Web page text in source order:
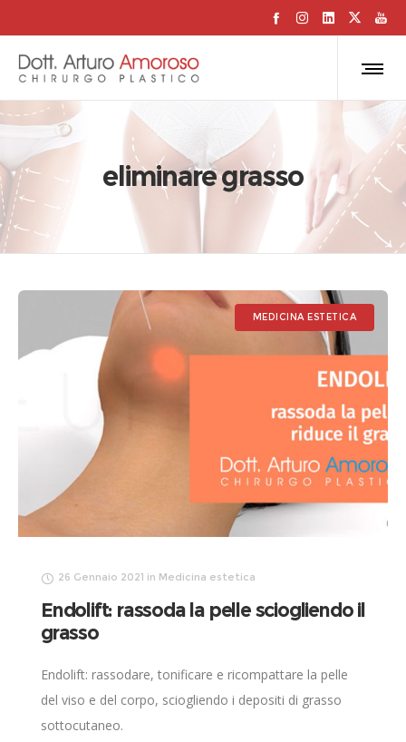
eliminare grasso
MEDICINA ESTETICA
26 Gennaio 2021 in Medicina estetica
Endolift: rassoda la pelle sciogliendo il
grasso
Endolift: rassodare, tonificare e ricompattare la pelle
del viso e del corpo, sciogliendo i depositi di grasso
sottocutaneo.